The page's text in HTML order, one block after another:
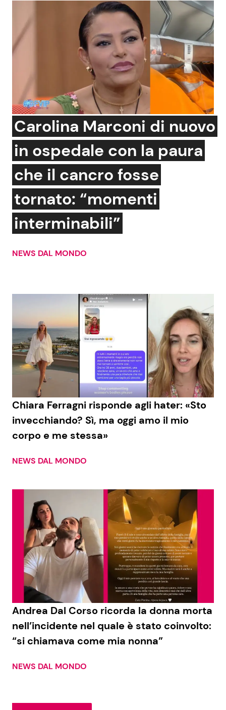
Carolina Marconi di nuovo
in ospedale con la paura
che il cancro fosse
tornato: “momenti
interminabili”
NEWS DAL MONDO
Chiara Ferragni risponde agli hater: «Sto
invecchiando? Sì, ma oggi amo il mio
corpo e me stessa»
NEWS DAL MONDO
Andrea Dal Corso ricorda la donna morta
nell’incidente nel quale è stato coinvolto:
“si chiamava come mia nonna”
NEWS DAL MONDO